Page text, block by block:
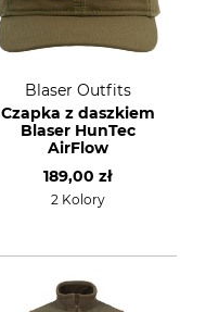
Blaser Outfits
Czapka z daszkiem
Blaser HunTec
AirFlow
189,00 zł
2 Kolory